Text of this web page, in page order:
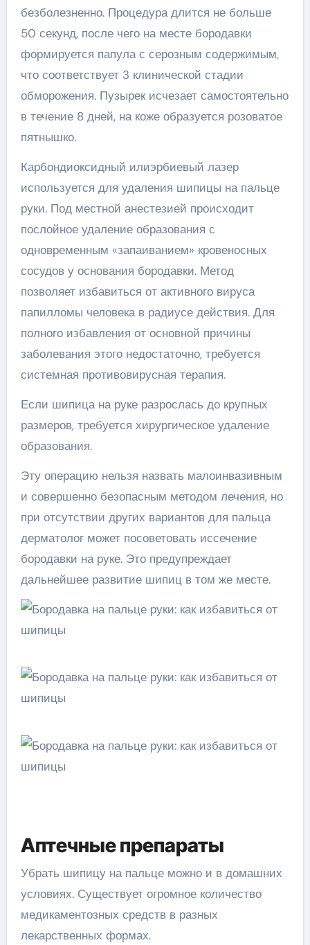
безболезненно. Процедура длится не больше
50 секунд, после чего на месте бородавки
формируется папула с серозным содержимым,
что соответствует 3 клинической стадии
обморожения. Пузырек исчезает самостоятельно
в течение 8 дней, на коже образуется розоватое
пятнышко.
Карбондиоксидный илиэрбиевый лазер
используется для удаления шипицы на пальце
руки. Под местной анестезией происходит
послойное удаление образования с
одновременным «запаиванием» кровеносных
сосудов у основания бородавки. Метод
позволяет избавиться от активного вируса
папилломы человека в радиусе действия. Для
полного избавления от основной причины
заболевания этого недостаточно, требуется
системная противовирусная терапия.
Если шипица на руке разрослась до крупных
размеров, требуется хирургическое удаление
образования.
Эту операцию нельзя назвать малоинвазивным
и совершенно безопасным методом лечения, но
при отсутствии других вариантов для пальца
дерматолог может посоветовать иссечение
бородавки на руке. Это предупреждает
дальнейшее развитие шипиц в том же месте.
Аптечные препараты
Убрать шипицу на пальце можно и в домашних
условиях. Существует огромное количество
медикаментозных средств в разных
лекарственных формах.